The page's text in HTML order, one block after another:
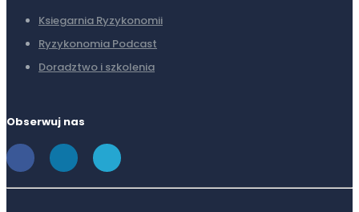
Ksiegarnia Ryzykonomii
Ryzykonomia Podcast
Doradztwo i szkolenia
Obserwuj nas